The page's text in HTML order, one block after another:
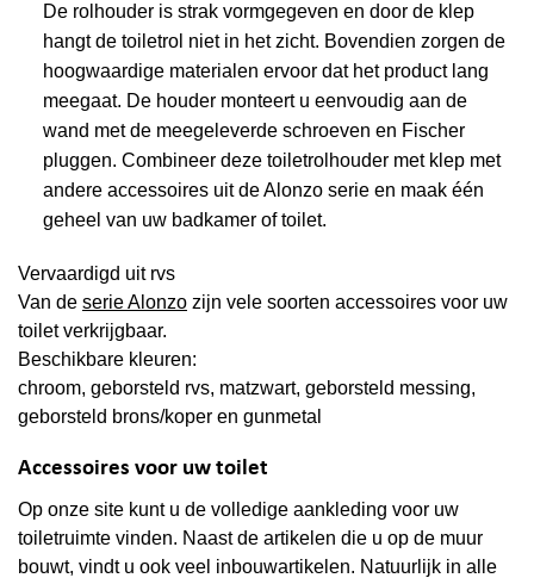
De rolhouder is strak vormgegeven en door de klep
hangt de toiletrol niet in het zicht. Bovendien zorgen de
hoogwaardige materialen ervoor dat het product lang
meegaat. De houder monteert u eenvoudig aan de
wand met de meegeleverde schroeven en Fischer
pluggen. Combineer deze toiletrolhouder met klep met
andere accessoires uit de Alonzo serie en maak één
geheel van uw badkamer of toilet.
Vervaardigd uit rvs
Van de serie Alonzo zijn vele soorten accessoires voor uw
toilet verkrijgbaar.
Beschikbare kleuren:
chroom, geborsteld rvs, matzwart, geborsteld messing,
geborsteld brons/koper en gunmetal
Accessoires voor uw toilet
Op onze site kunt u de volledige aankleding voor uw
toiletruimte vinden. Naast de artikelen die u op de muur
bouwt, vindt u ook veel inbouwartikelen. Natuurlijk in alle